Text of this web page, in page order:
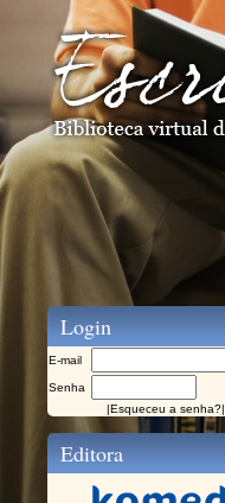
Login
E-mail
Senha
|Esqueceu a senha?|
Editora